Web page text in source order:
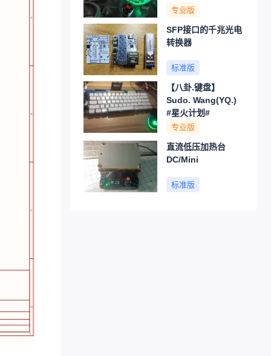
专业版
SFP接口的千兆光电
转换器
标准版
【八卦.键盘】
Sudo. Wang(YQ.)
#星火计划#
专业版
直流低压加热台
DC/Mini
标准版